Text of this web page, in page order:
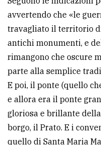
avvertendo che «le
travagliato il territorio
antichi monumenti, e
rimangono che oscure
parte alla semplice
E poi, il ponte (quello
e allora era il ponte
gloriosa e brillante
borgo, il Prato. E i
quello di Santa Maria